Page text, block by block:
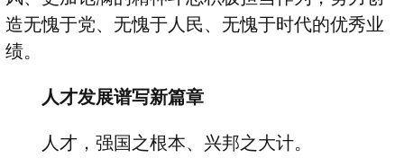
造无愧于党、无愧于人民、无愧于时代的优秀业
绩。
人才发展谱写新篇章
人才，强国之根本、兴邦之大计。